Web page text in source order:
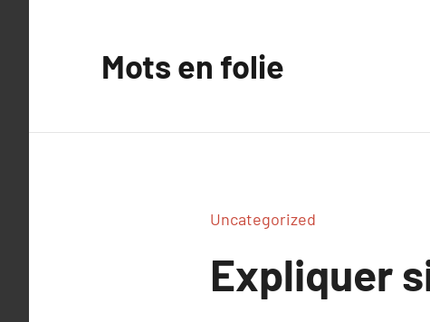
Mots en folie
Uncategorized
Expliquer